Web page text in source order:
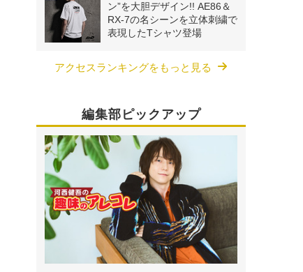
ン”を大胆デザイン!! AE86＆
RX-7の名シーンを立体刺繍で
表現したTシャツ登場
アクセスランキングをもっと見る
編集部ピックアップ